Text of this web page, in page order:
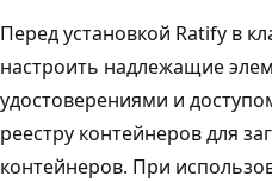
Перед установкой Ratify в
настроить надлежащие
удостоверениями и
реестру контейнеров для
контейнеров. При